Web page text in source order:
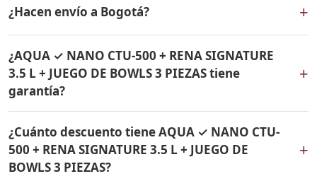
JUEGO DE BOWLS 3 PIEZAS incluye: Filtro de agua Rena
Ware + Bowls Rena Ware + Olla de 3.5 litros Rena Ware.
Todos los productos son originales Rena Ware con
garantía de por vida.
¿Hacen envío a Bogotá? +
RENA SIGNATURE 3.5 L + JUEGO DE BOWLS 3 PIEZAS a
Bogotá, Bogotá D.C. y a todo Colombia. El pago es
contra entrega.
¿AQUA ✓ NANO CTU-500 + RENA SIGNATURE
3.5 L + JUEGO DE BOWLS 3 PIEZAS tiene
garantía?
+
CTU-500 + RENA SIGNATURE 3.5 L + JUEGO DE BOWLS 3
PIEZAS tienen garantía de por vida contra defectos de
fabricación. Son productos originales Rena Ware
¿Cuánto descuento tiene AQUA ✓ NANO CTU-
500 + RENA SIGNATURE 3.5 L + JUEGO DE
BOWLS 3 PIEZAS?
+